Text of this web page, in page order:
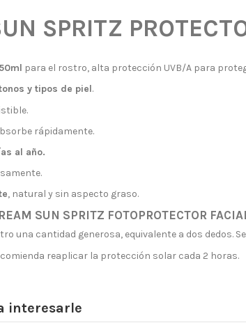
SPRITZ
para el rostro, alta protección UVB/A para
y tipos de piel.
rápidamente.
al año.
, natural y sin aspecto graso.
SUN SPRITZ FOTOPROTECTOR
una cantidad generosa, equivalente a dos dedos.
reaplicar la protección solar cada 2 horas.
interesarle